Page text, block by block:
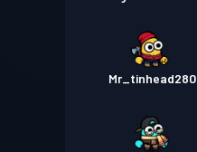
Mr_tinhead280